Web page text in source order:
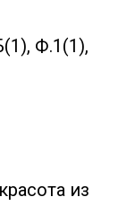
Ф.1(1),
из